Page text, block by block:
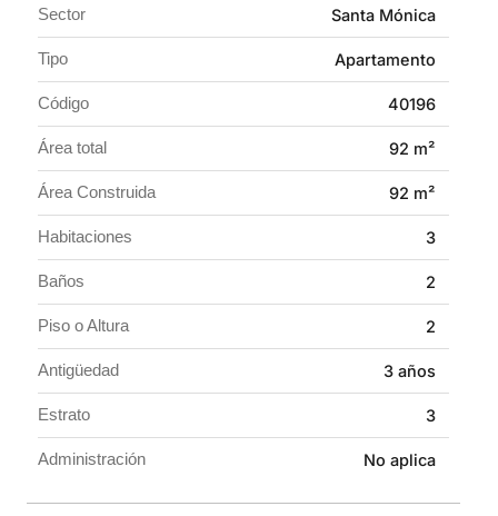
clóset, ofreciendo espacios cómodos y funcionales para
toda la familia.
Ideal para quienes buscan vivir en un sector
residencial, tranquilo y de fácil acceso en Cartago.
Contáctanos y agenda tu visita.
Sector Santa Mónica
Tipo Apartamento
Código 40196
Área total 92 m²
Área Construida 92 m²
Habitaciones 3
Baños 2
Piso o Altura 2
Antigüedad 3 años
Estrato 3
Administración No aplica